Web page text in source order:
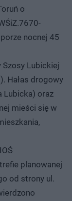
o
nocnej 45
Lubickiej
Hałas drogowy
Lubicka) oraz
mieści się w
planowanej
od strony ul.